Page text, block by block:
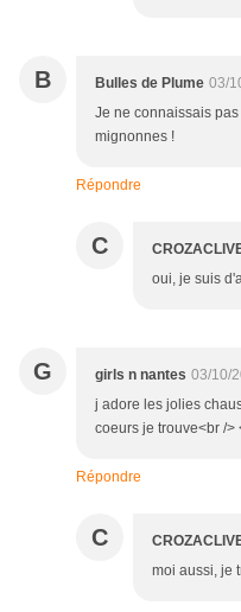
B Bulles de Plume 03/
Je ne connaissais
mignonnes !
Répondre
C
oui, je suis
G girls n nantes 03/10/
j adore les jolies
coeurs je trouve<br />
Répondre
C
moi aussi, je